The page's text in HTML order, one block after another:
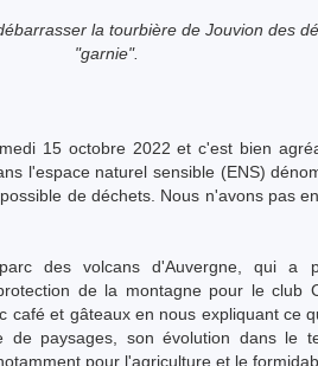
la tourbière de Jouvion des
"garnie".
15 octobre 2022 et c'est bien
l'espace naturel sensible (ENS)
de déchets. Nous n'avons pas
des volcans d'Auvergne, qui a
de la montagne pour le club
café et gâteaux en nous expliquant ce
de paysages, son évolution dans le
pour l'agriculture et le